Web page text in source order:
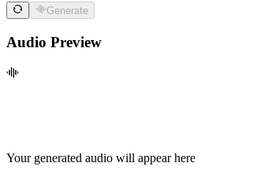
Generate
Audio Preview
Your generated audio will appear here